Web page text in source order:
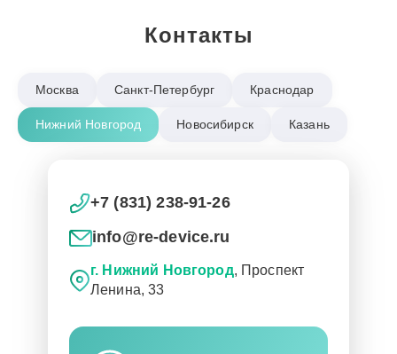
Контакты
Москва Санкт-Петербург Краснодар
Нижний Новгород Новосибирск Казань
+7 (831) 238-91-26
info@re-device.ru
г. Нижний Новгород, Проспект
Ленина, 33